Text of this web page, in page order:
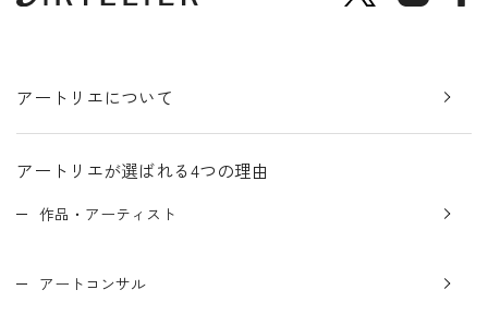
アートリエについて
アートリエが選ばれる4つの理由
作品・アーティスト
アートコンサル